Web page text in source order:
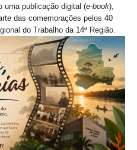
e conciliação – Cejusc 1º e 2º
uma publicação digital (e-book),
das comemorações pelos 40
do Trabalho da 14ª Região.